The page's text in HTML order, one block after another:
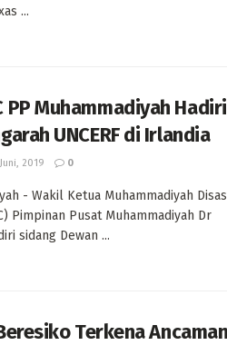
...
PP Muhammadiyah Hadiri
UNCERF di Irlandia
2019 0
- Wakil Ketua Muhammadiyah
Pimpinan Pusat Muhammadiyah Dr
sidang Dewan ...
Terkena Ancaman